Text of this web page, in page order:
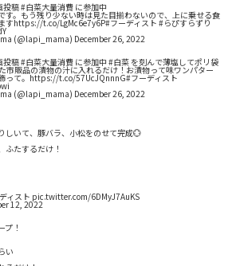
投稿#白菜大量消費に参加中
す。もう残り少ない時は見た目揃わないので、上に乗せる食
すhttps://t.co/LgMc6e7y6P#フーディスト #らぴすらずり
(@lapi_mama) December 26, 2022
投稿#白菜大量消費に参加中 #白菜を刻んで薄塩してポリ袋
販品の漬物の汁に入れるだけ！お漬物って味ワンパター
って。https://t.co/57UcJQnnnG#フーディスト
(@lapi_mama) December 26, 2022
しいて、豚バラ、小松をのせて完成💮
ふたするだけ！
ィスト pic.twitter.com/6DMyJ7AuKS
12, 2022
！
い